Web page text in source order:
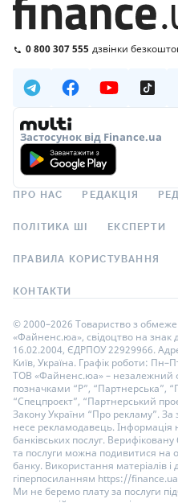
0 800 307 555 дзвінки
Застосунок від Finance.ua
ПРО НАС РЕДАКЦІЯ
ПОЛІТИКА ШІ ЕКСПЕРТИ
ПРАВИЛА КОРИСТУВАННЯ
КОНТАКТИ
© 2000–2026 Товариство з
«Файненс.юа», свідоцтво на знак
16.02.2004, ЄДРПОУ 22929966.
Київ, Україна. Графік роботи:
ТОВ «Файненс.юа» – незалежний
позначками “Р”, “Партнерська”,
“Спецпроєкт”, “Партнерський
Закону України “Про рекламу”. За
несе рекламодавець. Інформація
банківських послуг.
та послуги можна подивитися на
банку. Використання матеріалів і
гіперпосиланням https://
Ми не беремо плату за послуги